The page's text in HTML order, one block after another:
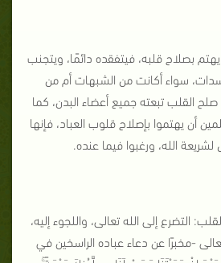
بصلاح قلبه، فيتفقده دائمًا، ويتجنب
سواء أكانت من الشبهات أم من
القلب تبعته جميع أعضاء البدن، كما
أن يهتموا بإصلاح قلوب العباد، فإنها
الله، ورغبوا فيما عنده.
التضرع إلى الله تعالى، واللجوء إليه،
-مخبرًا عن دعاء عباده الراسخين في